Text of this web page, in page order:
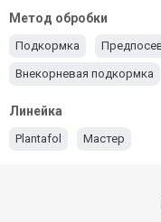
Метод обробки
Подкормка
Внекорневая подкормка
Линейка
Plantafol Мастер